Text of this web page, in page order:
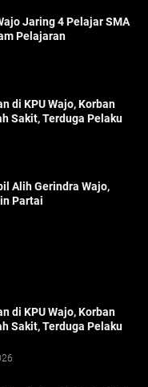
Jaring 4 Pelajar SMA
Pelajaran
di KPU Wajo, Korban
Sakit, Terduga Pelaku
Alih Gerindra Wajo,
Partai
di KPU Wajo, Korban
Sakit, Terduga Pelaku